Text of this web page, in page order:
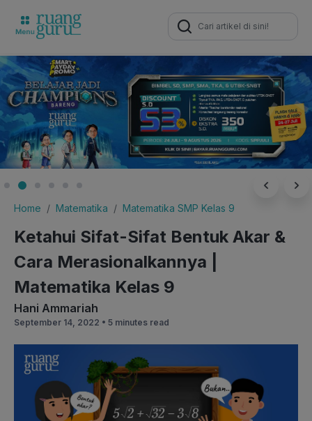
Search
for:
Home Matematika Matematika SMP Kelas 9
Ketahui Sifat-Sifat Bentuk Akar &
Cara Merasionalkannya |
Matematika Kelas 9
Hani Ammariah
September 14, 2022 • 5 minutes read